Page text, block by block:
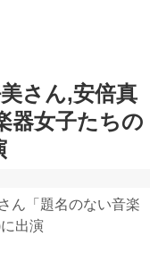
さん,安倍真
器女子たちの
ん「題名のない音楽
出演